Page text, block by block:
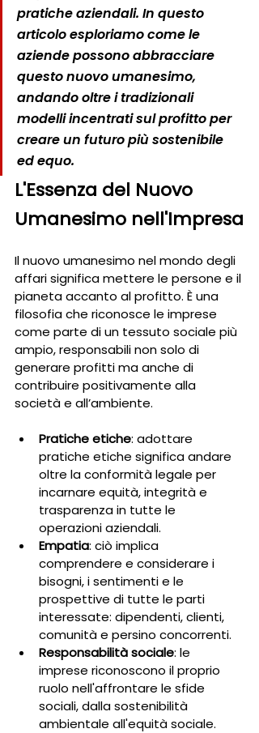
pratiche aziendali. In questo
articolo esploriamo come le
aziende possono abbracciare
questo nuovo umanesimo,
andando oltre i tradizionali
modelli incentrati sul profitto per
creare un futuro più sostenibile
ed equo.
L'Essenza del Nuovo
Umanesimo nell'Impresa
Il nuovo umanesimo nel mondo degli
affari significa mettere le persone e il
pianeta accanto al profitto. È una
filosofia che riconosce le imprese
come parte di un tessuto sociale più
ampio, responsabili non solo di
generare profitti ma anche di
contribuire positivamente alla
società e all’ambiente.
Pratiche etiche: adottare
pratiche etiche significa andare
oltre la conformità legale per
incarnare equità, integrità e
trasparenza in tutte le
operazioni aziendali.
Empatia: ciò implica
comprendere e considerare i
bisogni, i sentimenti e le
prospettive di tutte le parti
interessate: dipendenti, clienti,
comunità e persino concorrenti.
Responsabilità sociale: le
imprese riconoscono il proprio
ruolo nell'affrontare le sfide
sociali, dalla sostenibilità
ambientale all'equità sociale.